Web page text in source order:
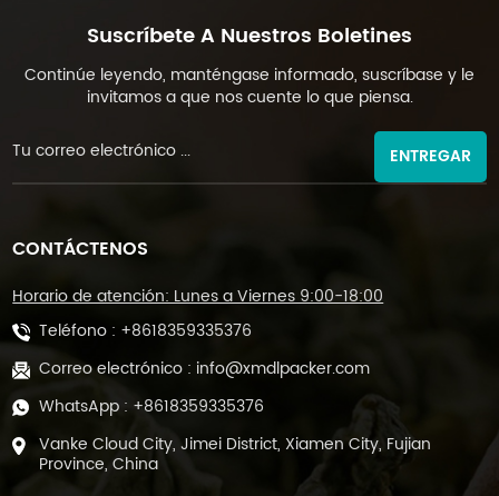
Suscríbete A Nuestros Boletines
Continúe leyendo, manténgase informado, suscríbase y le
invitamos a que nos cuente lo que piensa.
ENTREGAR
CONTÁCTENOS
Horario de atención: Lunes a Viernes 9:00-18:00
Teléfono : +8618359335376
Correo electrónico : info@xmdlpacker.com
WhatsApp : +8618359335376
Vanke Cloud City, Jimei District, Xiamen City, Fujian
Province, China